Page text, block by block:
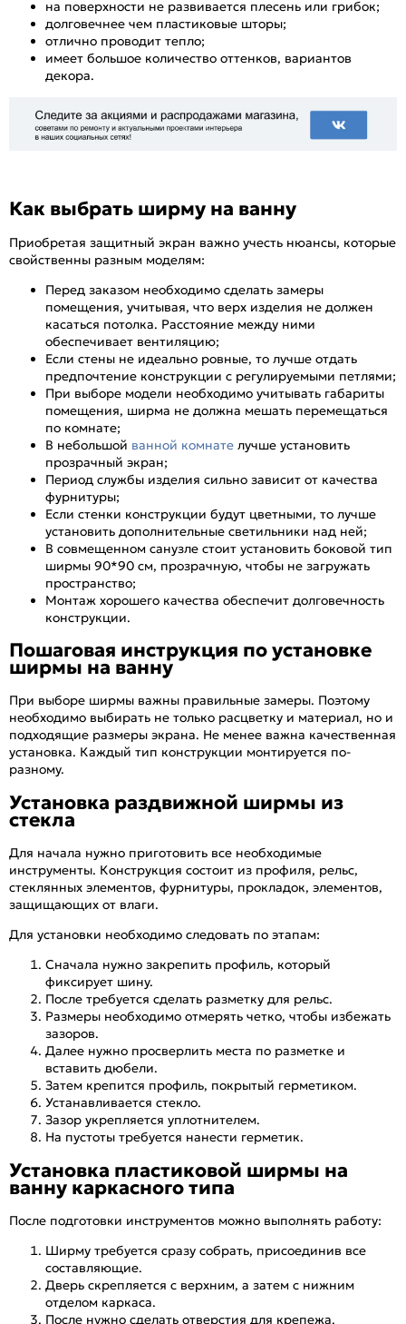
на поверхности не развивается плесень или грибок;
долговечнее чем пластиковые шторы;
отлично проводит тепло;
имеет большое количество оттенков, вариантов
декора.
Как выбрать ширму на ванну
Приобретая защитный экран важно учесть нюансы, которые
свойственны разным моделям:
Перед заказом необходимо сделать замеры
помещения, учитывая, что верх изделия не должен
касаться потолка. Расстояние между ними
обеспечивает вентиляцию;
Если стены не идеально ровные, то лучше отдать
предпочтение конструкции с регулируемыми петлями;
При выборе модели необходимо учитывать габариты
помещения, ширма не должна мешать перемещаться
по комнате;
В небольшой ванной комнате лучше установить
прозрачный экран;
Период службы изделия сильно зависит от качества
фурнитуры;
Если стенки конструкции будут цветными, то лучше
установить дополнительные светильники над ней;
В совмещенном санузле стоит установить боковой тип
ширмы 90*90 см, прозрачную, чтобы не загружать
пространство;
Монтаж хорошего качества обеспечит долговечность
конструкции.
Пошаговая инструкция по установке
ширмы на ванну
При выборе ширмы важны правильные замеры. Поэтому
необходимо выбирать не только расцветку и материал, но и
подходящие размеры экрана. Не менее важна качественная
установка. Каждый тип конструкции монтируется по-
разному.
Установка раздвижной ширмы из
стекла
Для начала нужно приготовить все необходимые
инструменты. Конструкция состоит из профиля, рельс,
стеклянных элементов, фурнитуры, прокладок, элементов,
защищающих от влаги.
Для установки необходимо следовать по этапам:
Сначала нужно закрепить профиль, который
фиксирует шину.
После требуется сделать разметку для рельс.
Размеры необходимо отмерять четко, чтобы избежать
зазоров.
Далее нужно просверлить места по разметке и
вставить дюбели.
Затем крепится профиль, покрытый герметиком.
Устанавливается стекло.
Зазор укрепляется уплотнителем.
На пустоты требуется нанести герметик.
Установка пластиковой ширмы на
ванну каркасного типа
После подготовки инструментов можно выполнять работу:
Ширму требуется сразу собрать, присоединив все
составляющие.
Дверь скрепляется с верхним, а затем с нижним
отделом каркаса.
После нужно сделать отверстия для крепежа.